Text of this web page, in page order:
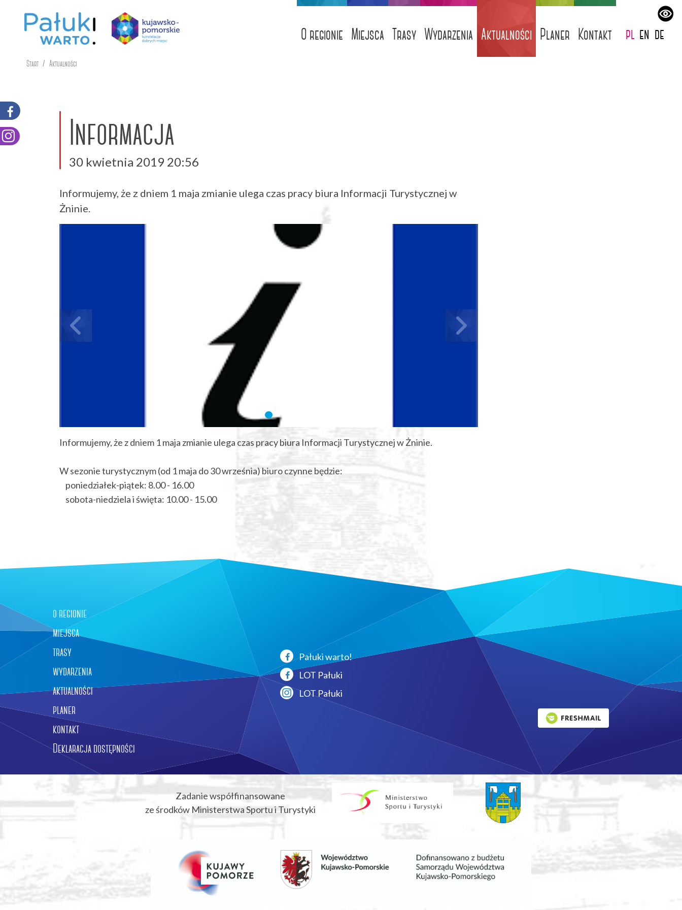
O regionie Miejsca Trasy Wydarzenia Aktualności Planer Kontakt pl en de
Start Aktualności
Informacja
30 kwietnia 2019 20:56
Informujemy, że z dniem 1 maja zmianie ulega czas pracy biura Informacji Turystycznej w
Żninie.
Informujemy, że z dniem 1 maja zmianie ulega czas pracy biura Informacji Turystycznej w Żninie.
W sezonie turystycznym (od 1 maja do 30 września) biuro czynne będzie:
poniedziałek-piątek: 8.00 - 16.00
sobota-niedziela i święta: 10.00 - 15.00
o regionie
miejsca
trasy
wydarzenia
aktualności
planer
kontakt
Deklaracja dostępności
Pałuki warto!
LOT Pałuki
LOT Pałuki
Zadanie współfinansowane
ze środków Ministerstwa Sportu i Turystyki